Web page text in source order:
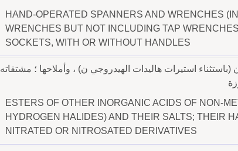
HAND-OPERATED SPANNERS AND WRENCHES
WRENCHES BUT NOT INCLUDING TAP
SOCKETS, WITH OR WITHOUT HANDLES
استيرات هاليدات الهيدروجي ن) ، وأملاحها ؛ مشتقاته
ESTERS OF OTHER INORGANIC ACIDS OF NON-
HYDROGEN HALIDES) AND THEIR SALTS; THEIR
NITRATED OR NITROSATED DERIVATIVES